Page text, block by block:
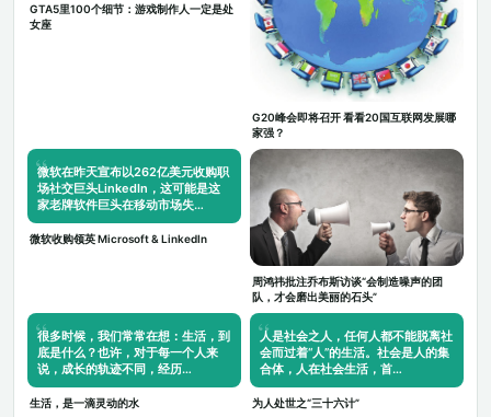
GTA5里100个细节：游戏制作人一定是处
女座
G20峰会即将召开 看看20国互联网发展哪
家强？
微软在昨天宣布以262亿美元收购职
场社交巨头LinkedIn，这可能是这
家老牌软件巨头在移动市场失…
微软收购领英 Microsoft & LinkedIn
周鸿祎批注乔布斯访谈“会制造噪声的团
队，才会磨出美丽的石头”
很多时候，我们常常在想：生活，到
底是什么？也许，对于每一个人来
说，成长的轨迹不同，经历…
生活，是一滴灵动的水
人是社会之人，任何人都不能脱离社
会而过着“人”的生活。社会是人的集
合体，人在社会生活，首…
为人处世之“三十六计”